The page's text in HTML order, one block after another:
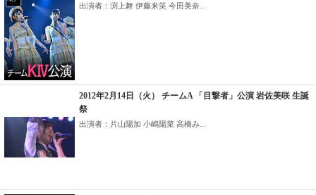
出演者：渕上舞 伊藤来笑 今田美奈...
2012年2月14日（火） チームA 「目撃者」公演 岩佐美咲 生誕
祭
出演者：片山陽加 小嶋陽菜 高橋み...